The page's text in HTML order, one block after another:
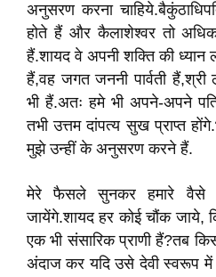
अनुसरण करना
होते हैं और कैलाशेश्वर तो
हैं.शायद वे अपनी शक्ति की ध्यान
हैं,वह जगत जननी पार्वती हैं,श्री
भी हैं.अतः हमे भी अपने-अपने
तभी उत्तम दांपत्य सुख प्राप्त
मुझे उन्हीं के अनुसरण करने हैं.
मेरे फैसले सुनकर हमारे वैसे
जायेंगे.शायद हर कोई चौंक जाये,
एक भी संसारिक प्राणी हैं?तब
अंदाज कर यदि उसे देवी स्वरूप